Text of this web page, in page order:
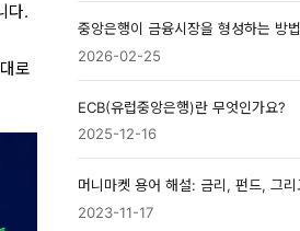
다.
로
중앙은행이 금융시장을 형성하는 방법
2026-02-25
ECB(유럽중앙은행)란 무엇인가요?
2025-12-16
2023-11-17